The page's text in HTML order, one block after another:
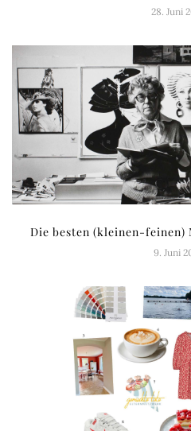
28. Juni
Die besten (kleinen-feinen)
9. Juni